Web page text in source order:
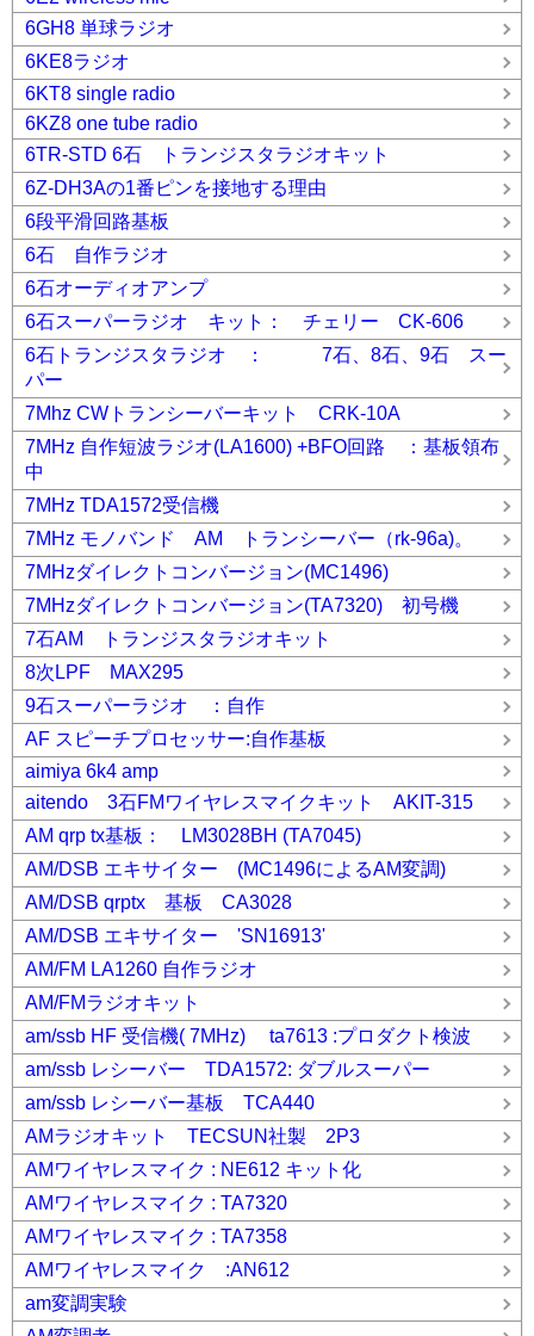
6GH8 単球ラジオ
6KE8ラジオ
6KT8 single radio
6KZ8 one tube radio
6TR-STD 6石 トランジスタラジオキット
6Z-DH3Aの1番ピンを接地する理由
6段平滑回路基板
6石 自作ラジオ
6石オーディオアンプ
6石スーパーラジオ キット： チェリー CK-606
6石トランジスタラジオ ： 7石、8石、9石 スー
パー
7Mhz CWトランシーバーキット CRK-10A
7MHz 自作短波ラジオ(LA1600) +BFO回路 ：基板領布
中
7MHz TDA1572受信機
7MHz モノバンド AM トランシーバー（rk-96a)。
7MHzダイレクトコンバージョン(MC1496)
7MHzダイレクトコンバージョン(TA7320) 初号機
7石AM トランジスタラジオキット
8次LPF MAX295
9石スーパーラジオ ：自作
AF スピーチプロセッサー:自作基板
aimiya 6k4 amp
aitendo 3石FMワイヤレスマイクキット AKIT-315
AM qrp tx基板： LM3028BH (TA7045)
AM/DSB エキサイター (MC1496によるAM変調)
AM/DSB qrptx 基板 CA3028
AM/DSB エキサイター 'SN16913'
AM/FM LA1260 自作ラジオ
AM/FMラジオキット
am/ssb HF 受信機( 7MHz) ta7613 :プロダクト検波
am/ssb レシーバー TDA1572: ダブルスーパー
am/ssb レシーバー基板 TCA440
AMラジオキット TECSUN社製 2P3
AMワイヤレスマイク : NE612 キット化
AMワイヤレスマイク : TA7320
AMワイヤレスマイク : TA7358
AMワイヤレスマイク :AN612
am変調実験